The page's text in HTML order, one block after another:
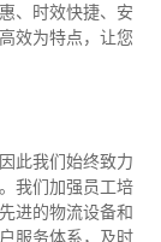
、时效快捷、安
效为特点，让您
此我们始终致力
我们加强员工培
进的物流设备和
服务体系，及时